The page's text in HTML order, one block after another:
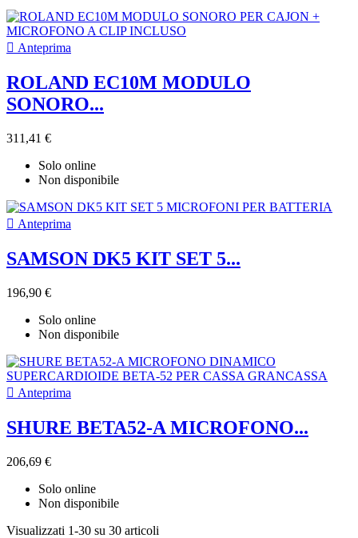
 Anteprima
ROLAND EC10M MODULO
SONORO...
311,41 €
Solo online
Non disponibile
 Anteprima
SAMSON DK5 KIT SET 5...
196,90 €
Solo online
Non disponibile
 Anteprima
SHURE BETA52-A MICROFONO...
206,69 €
Solo online
Non disponibile
Visualizzati 1-30 su 30 articoli